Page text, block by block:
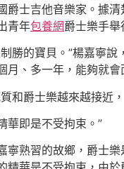
爵士吉他音樂家。據
青年包養網爵士樂手
的寶貝。”楊嘉寧說
月、多一年，能夠就
爵士樂越來越接近，
即是不受拘束。”
熟習的故鄉，爵士樂